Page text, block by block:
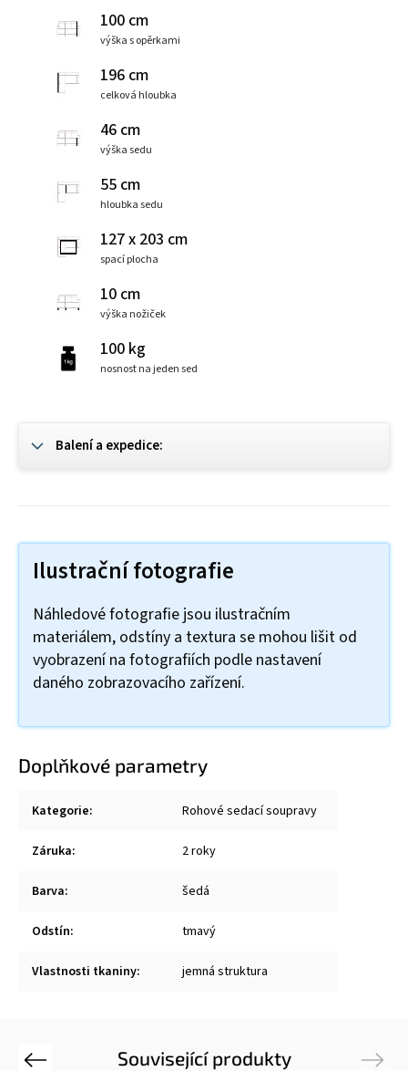
100 cm
výška s opěrkami
196 cm
celková hloubka
46 cm
výška sedu
55 cm
hloubka sedu
127 x 203 cm
spací plocha
10 cm
výška nožiček
100 kg
nosnost na jeden sed
Balení a expedice:
Ilustrační fotografie
Náhledové fotografie jsou ilustračním
materiálem, odstíny a textura se mohou lišit od
vyobrazení na fotografiích podle nastavení
daného zobrazovacího zařízení.
Doplňkové parametry
Kategorie: Rohové sedací soupravy
Záruka: 2 roky
Barva: šedá
Odstín: tmavý
Vlastnosti tkaniny: jemná struktura
Související produkty
Previous Next